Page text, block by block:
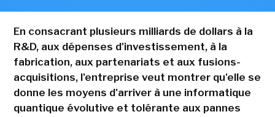
En consacrant plusieurs milliards de dollars à la
R&D, aux dépenses d'investissement, à la
fabrication, aux partenariats et aux fusions-
acquisitions, l'entreprise veut montrer qu'elle se
donne les moyens d'arriver à une informatique
quantique évolutive et tolérante aux pannes